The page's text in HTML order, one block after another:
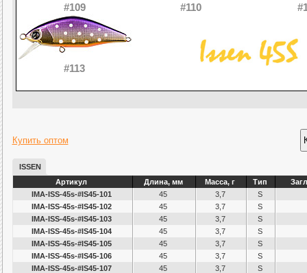
#109 #110
#113
Купить оптом
ISSEN
Артикул
Длина, мм Масса, г Тип
IMA-ISS-45s-#IS45-101
45 3,7
S
IMA-ISS-45s-#IS45-102
45 3,7
S
IMA-ISS-45s-#IS45-103
45 3,7
S
IMA-ISS-45s-#IS45-104
45 3,7
S
IMA-ISS-45s-#IS45-105
45 3,7
S
IMA-ISS-45s-#IS45-106
45 3,7
S
IMA-ISS-45s-#IS45-107
45 3,7
S